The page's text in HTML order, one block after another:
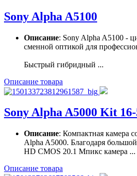
Sony Alpha A5100
Описание: Sony Alpha A5100 -
сменной оптикой для
Быстрый гибридный ...
Описание товара
Sony Alpha A5000 Kit
Описание: Компактная камера
Alpha A5000. Благодаря
HD CMOS 20.1 Мпикс камера ...
Описание товара